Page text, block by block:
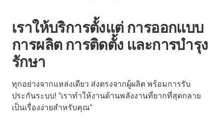
เราให้บริการตั้งแต่ การออกแบบ
การผลิต การติดตั้ง และการบำรุง
รักษา
ทุกอย่างจากแหล่งเดียว ส่งตรงจากผู้ผลิต พร้อมการรับ
ประกันระบบ! "เราทำให้งานด้านพลังงานที่ยากที่สุดกลาย
เป็นเรื่องง่ายสำหรับคุณ"